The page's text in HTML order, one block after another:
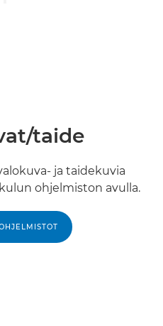
taide
ja taidekuvia
ohjelmiston avulla.